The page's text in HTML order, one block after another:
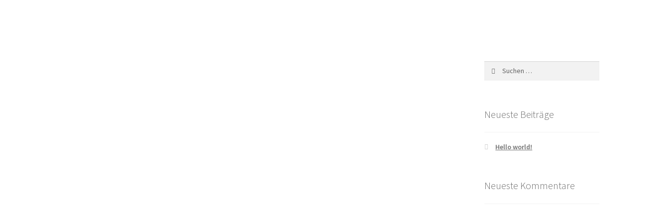
Neueste Beiträge
Hello world!
Neueste Kommentare